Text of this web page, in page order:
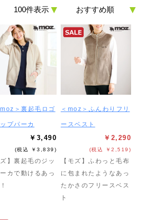
＞裏起毛ロゴ
プパーカ
￥3,490
(税込 ￥3,839)
ズ】裏起毛のジッ
カで動けるあっ
＜moz＞ふんわりフリ
ースベスト
￥2,290
(税込 ￥2,519)
【モズ】ふわっと毛布
に包まれたようなあっ
たかさのフリースベス
ト